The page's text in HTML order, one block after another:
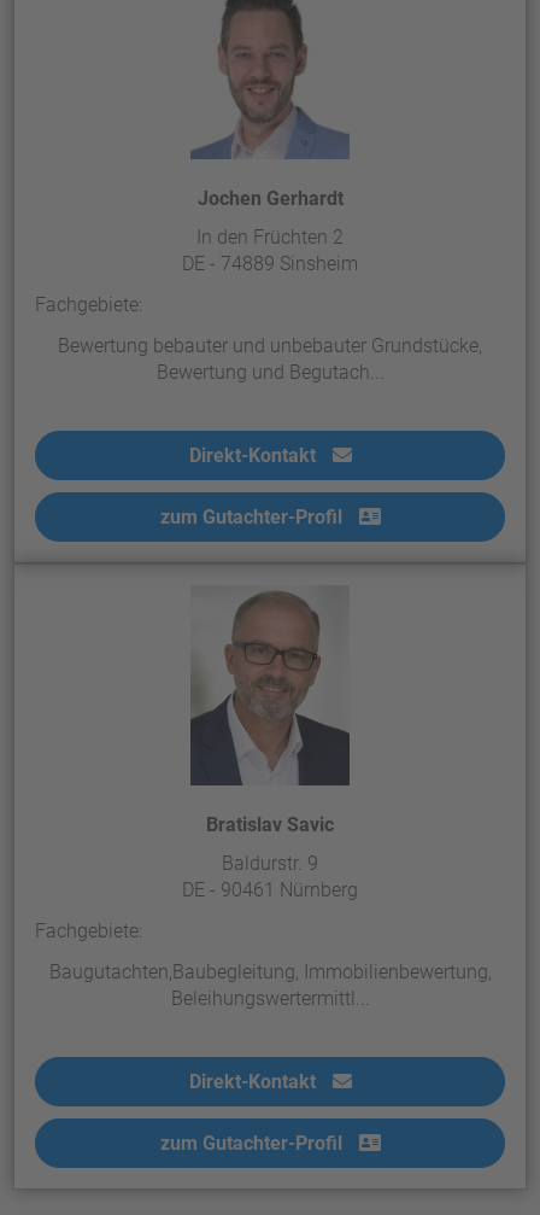
Jochen Gerhardt
In den Früchten 2
DE - 74889 Sinsheim
Fachgebiete:
Bewertung bebauter und unbebauter Grundstücke,
Bewertung und Begutach...
Direkt-Kontakt
zum Gutachter-Profil
Bratislav Savic
Baldurstr. 9
DE - 90461 Nürnberg
Fachgebiete:
Baugutachten,Baubegleitung, Immobilienbewertung,
Beleihungswertermittl...
Direkt-Kontakt
zum Gutachter-Profil